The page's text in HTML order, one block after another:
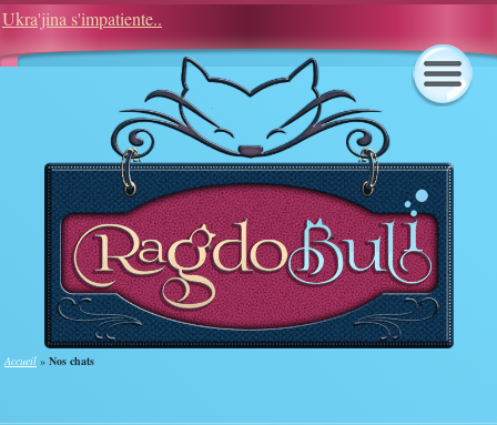
Notre élevage est aussi sur les réseaux :
Ukra'jina s'impatiente..
Accueil » Nos chats